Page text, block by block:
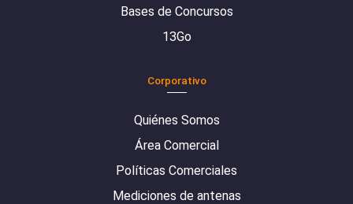
Bases de Concursos
13Go
Corporativo
Quiénes Somos
Área Comercial
Políticas Comerciales
Mediciones de antenas